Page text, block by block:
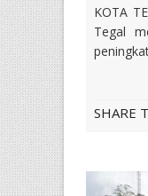
KOTA
Tegal
SHARE